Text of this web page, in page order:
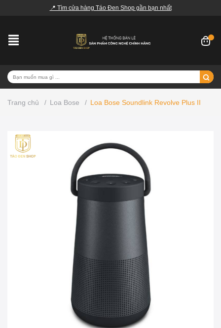
📍 Tìm cửa hàng Táo Đen Shop gần bạn nhất
Trang chủ / Loa Bose / Loa Bose Soundlink Revolve Plus II